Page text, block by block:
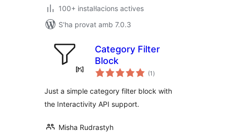
100+ instal·lacions actives
S'ha provat amb 7.0.3
Category Filter
Block
(1 puntuacions
totals
)
Just a simple category filter block with
the Interactivity API support.
Misha Rudrastyh